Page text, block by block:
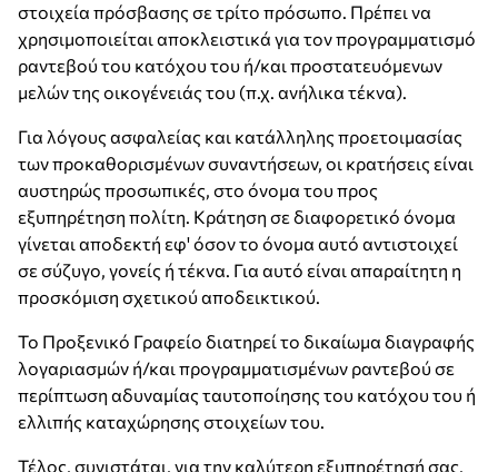
στοιχεία πρόσβασης σε τρίτο πρόσωπο. Πρέπει να
χρησιμοποιείται αποκλειστικά για τον προγραμματισμό
ραντεβού του κατόχου του ή/και προστατευόμενων
μελών της οικογένειάς του (π.χ. ανήλικα τέκνα).
Για λόγους ασφαλείας και κατάλληλης προετοιμασίας
των προκαθορισμένων συναντήσεων, οι κρατήσεις είναι
αυστηρώς προσωπικές, στο όνομα του προς
εξυπηρέτηση πολίτη. Κράτηση σε διαφορετικό όνομα
γίνεται αποδεκτή εφ' όσον το όνομα αυτό αντιστοιχεί
σε σύζυγο, γονείς ή τέκνα. Για αυτό είναι απαραίτητη η
προσκόμιση σχετικού αποδεικτικού.
Το Προξενικό Γραφείο διατηρεί το δικαίωμα διαγραφής
λογαριασμών ή/και προγραμματισμένων ραντεβού σε
περίπτωση αδυναμίας ταυτοποίησης του κατόχου του ή
ελλιπής καταχώρησης στοιχείων του.
Τέλος, συνιστάται, για την καλύτερη εξυπηρέτησή σας,